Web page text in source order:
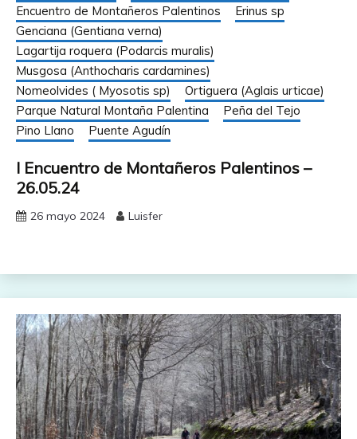
Encuentro de Montañeros Palentinos
Erinus sp
Genciana (Gentiana verna)
Lagartija roquera (Podarcis muralis)
Musgosa (Anthocharis cardamines)
Nomeolvides ( Myosotis sp)
Ortiguera (Aglais urticae)
Parque Natural Montaña Palentina
Peña del Tejo
Pino Llano
Puente Agudín
I Encuentro de Montañeros Palentinos –
26.05.24
26 mayo 2024 Luisfer